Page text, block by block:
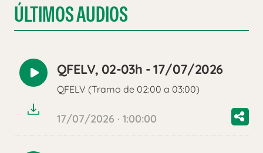
ÚLTIMOS AUDIOS
Reproducir
audio
QFELV, 02-03h - 17/07/2026
QFELV (Tramo de 02:00 a 03:00)
17/07/2026 · 1:00:00